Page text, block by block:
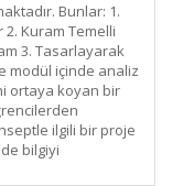
Bunlar: 1.
Kuram Temelli
3. Tasarlayarak
modül içinde analiz
ortaya koyan bir
ilgili bir proje
bilgiyi